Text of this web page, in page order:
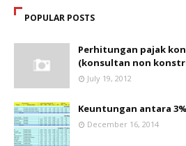
POPULAR POSTS
Perhitungan pajak
(konsultan non
July 19, 2012
Keuntungan antara
December 16, 2014